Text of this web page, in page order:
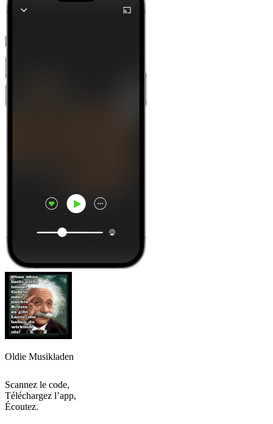
Oldie Musikladen
Scannez le code,
Téléchargez l’app,
Écoutez.